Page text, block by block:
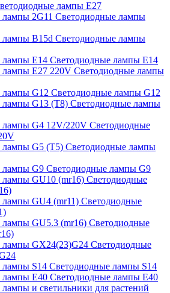
лампы E27
Светодиодные лампы
Светодиодные лампы
Светодиодные лампы E14
Светодиодные лампы
Светодиодные лампы G12
Светодиодные лампы
Светодиодные
Светодиодные лампы
Светодиодные лампы G9
Светодиодные
Светодиодные
Светодиодные
Светодиодные
Светодиодные лампы S14
Светодиодные лампы Е40